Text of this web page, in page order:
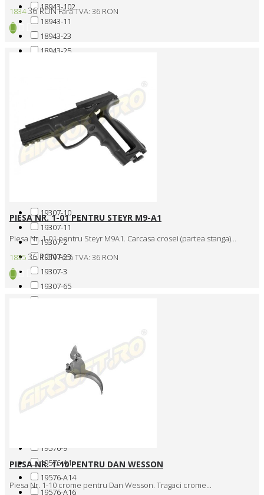
18943-102
18943-11
18943-23
18943-25
18965-35
18965-47
18965-51
18965-6
19307-10
19307-11
19307-2
19307-23
19307-3
19307-65
19574-U12
19576-12
19576-9
19576-A1
19576-A14
19576-A16
1834 36 RONFără TVA: 36 RON
PIESA NR. 1-01 PENTRU STEYR M9-A1
Piesa Nr. 1-01 pentru Steyr M9A1. Carcasa crosei (partea stanga)...
1835 36 RONFără TVA: 36 RON
PIESA NR. 1-10 PENTRU DAN WESSON
Piesa Nr. 1-10 crome pentru Dan Wesson. Tragaci crome...